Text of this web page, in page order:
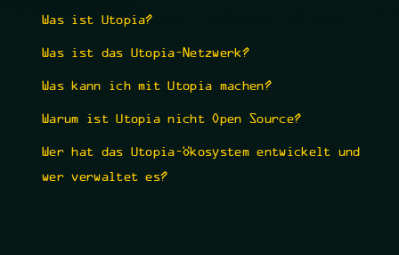
Was ist Utopia?
Was ist das Utopia-Netzwerk?
Was kann ich mit Utopia machen?
Warum ist Utopia nicht Open Source?
Wer hat das Utopia-Ökosystem entwickelt und
wer verwaltet es?